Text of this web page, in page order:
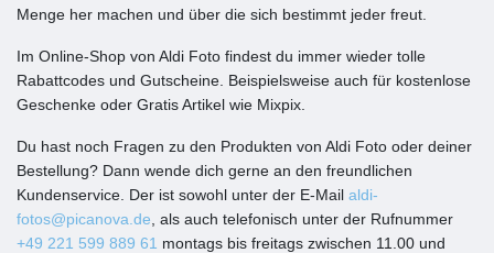
Menge her machen und über die sich bestimmt jeder freut.
Im Online-Shop von Aldi Foto findest du immer wieder tolle
Rabattcodes und Gutscheine. Beispielsweise auch für kostenlose
Geschenke oder Gratis Artikel wie Mixpix.
Du hast noch Fragen zu den Produkten von Aldi Foto oder deiner
Bestellung? Dann wende dich gerne an den freundlichen
Kundenservice. Der ist sowohl unter der E-Mail aldi-
fotos@picanova.de , als auch telefonisch unter der Rufnummer
+49 221 599 889 61 montags bis freitags zwischen 11.00 und